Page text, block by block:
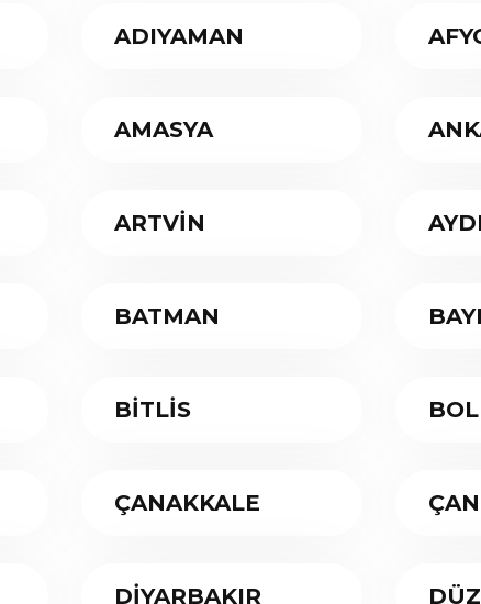
ADIYAMAN
AMASYA
ARTVİN
BATMAN
BİTLİS
ÇANAKKALE
DİYARBAKIR